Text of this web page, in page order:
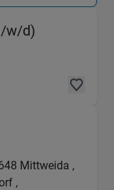
w/d)
Mittweida ,
,